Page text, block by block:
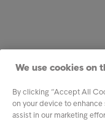
We use cookies on
By clicking “Accept All
on your device to enhance
assist in our marketing